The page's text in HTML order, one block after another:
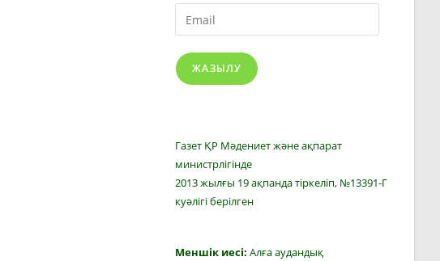
Email
ЖАЗЫЛУ
Газет ҚР Мәдениет және ақпарат
министрлігінде
2013 жылғы 19 ақпанда тіркеліп, №13391-Г
куәлігі берілген
Меншік иесі: Алға аудандық